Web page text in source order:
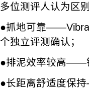
多位测评人认为区
●抓地可靠
个独立评测确认；
●排泥效率较高——
●长距离舒适度保